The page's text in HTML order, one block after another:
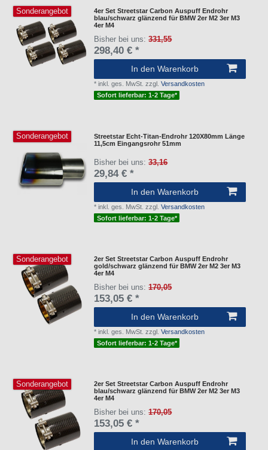
Sonderangebot
4er Set Streetstar Carbon Auspuff Endrohr
blau/schwarz glänzend für BMW 2er M2 3er M3
4er M4
Bisher bei uns:331,55
298,40 € *
In den Warenkorb
*inkl. ges. MwSt. zzgl.Versandkosten
Sofort lieferbar: 1-2 Tage*
Sonderangebot
Streetstar Echt-Titan-Endrohr 120X80mm Länge
11,5cm Eingangsrohr 51mm
Bisher bei uns:33,16
29,84 € *
In den Warenkorb
*inkl. ges. MwSt. zzgl.Versandkosten
Sofort lieferbar: 1-2 Tage*
Sonderangebot
2er Set Streetstar Carbon Auspuff Endrohr
gold/schwarz glänzend für BMW 2er M2 3er M3
4er M4
Bisher bei uns:170,05
153,05 € *
In den Warenkorb
*inkl. ges. MwSt. zzgl.Versandkosten
Sofort lieferbar: 1-2 Tage*
Sonderangebot
2er Set Streetstar Carbon Auspuff Endrohr
blau/schwarz glänzend für BMW 2er M2 3er M3
4er M4
Bisher bei uns:170,05
153,05 € *
In den Warenkorb